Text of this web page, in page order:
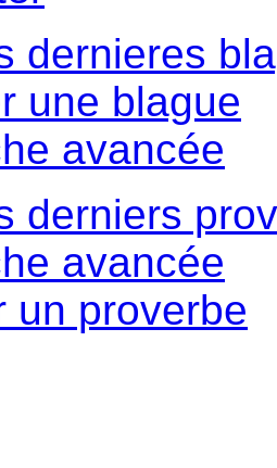
dernieres
une blague
avancée
derniers
avancée
un proverbe